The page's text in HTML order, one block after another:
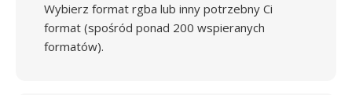
Wybierz format rgba lub inny potrzebny Ci
format (spośród ponad 200 wspieranych
formatów).